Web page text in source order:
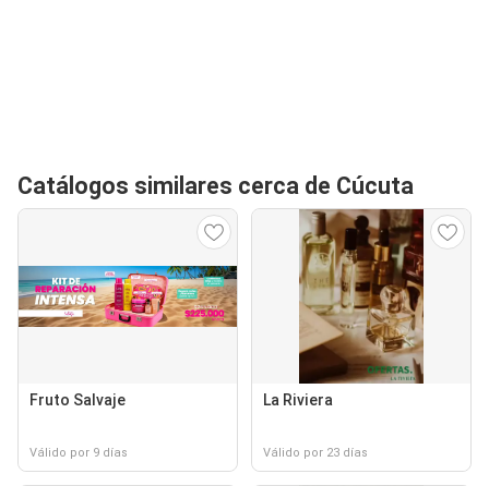
Catálogos similares cerca de Cúcuta
Fruto Salvaje
Válido por 9 días
La Riviera
Válido por 23 días